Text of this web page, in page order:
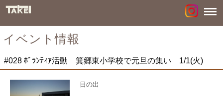
イベント情報
#028 ﾎﾞﾗﾝﾃｨｱ活動 箕郷東小学校で元旦の集い 1/1(火)
日の出